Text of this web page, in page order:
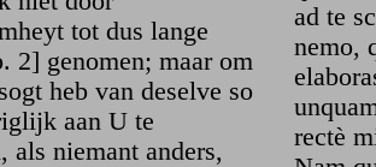
tot dus lange
2] genomen; maar om
heb van deselve so
aan U te
als niemant anders,
ad te
nemo,
rectè